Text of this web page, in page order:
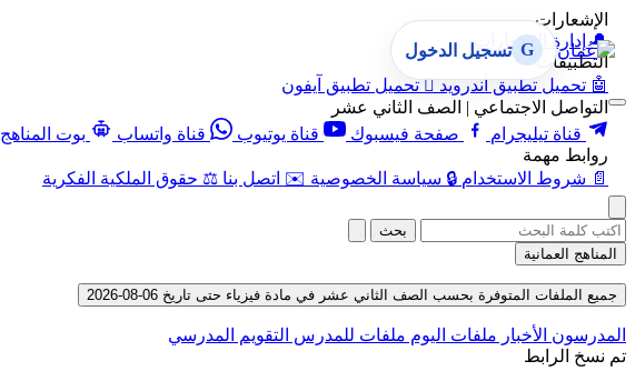
الإشعارات
🔔 إدارة الإشعارات
التطبيقات
🤖 تحميل تطبيق أندرويد  تحميل تطبيق آيفون
التواصل الاجتماعي | الصف الثاني عشر
قناة تيليجرام
صفحة فيسبوك قناة يوتيوب قناة واتساب
بوت المناهج
روابط مهمة
📄 شروط الاستخدام 🔒 سياسة الخصوصية ✉️ اتصل بنا ⚖️ حقوق الملكية الفكرية
G تسجيل الدخول
بحث
المناهج العمانية
جميع الملفات المتوفرة بحسب الصف الثاني عشر في مادة فيزياء حتى تاريخ 06-08-2026
المدرسون الأخبار ملفات اليوم ملفات للمدرس التقويم المدرسي
تم نسخ الرابط